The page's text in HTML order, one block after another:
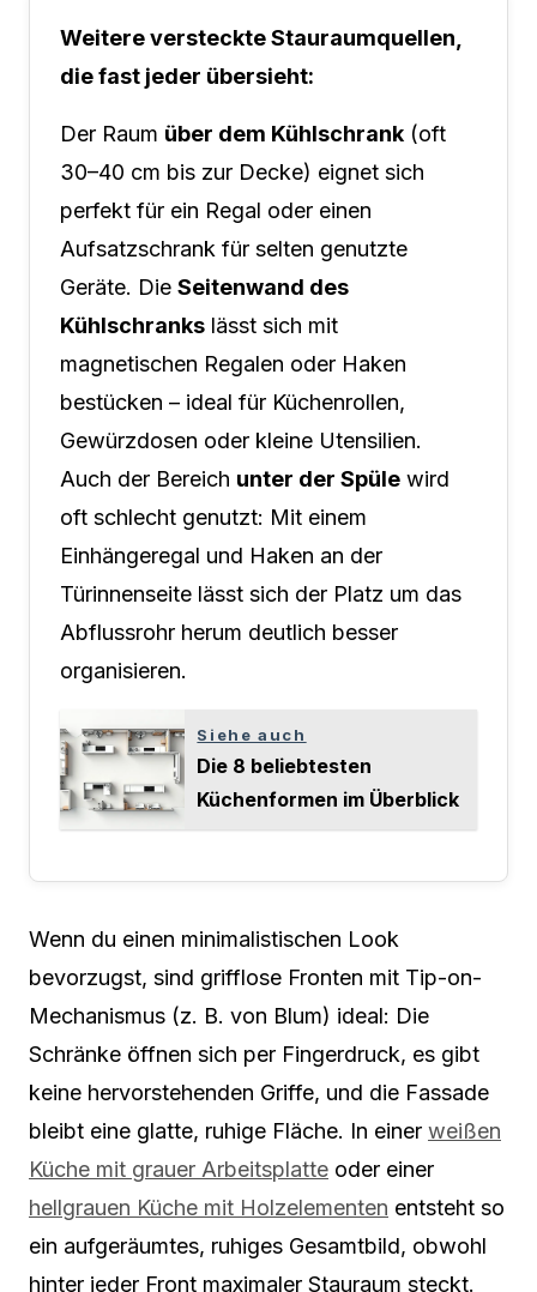
Weitere versteckte Stauraumquellen,
die fast jeder übersieht:
Der Raum über dem Kühlschrank (oft
30–40 cm bis zur Decke) eignet sich
perfekt für ein Regal oder einen
Aufsatzschrank für selten genutzte
Geräte. Die Seitenwand des
Kühlschranks lässt sich mit
magnetischen Regalen oder Haken
bestücken – ideal für Küchenrollen,
Gewürzdosen oder kleine Utensilien.
Auch der Bereich unter der Spüle wird
oft schlecht genutzt: Mit einem
Einhängeregal und Haken an der
Türinnenseite lässt sich der Platz um das
Abflussrohr herum deutlich besser
organisieren.
Siehe auch
Die 8 beliebtesten
Küchenformen im Überblick
Wenn du einen minimalistischen Look
bevorzugst, sind grifflose Fronten mit Tip-on-
Mechanismus (z. B. von Blum) ideal: Die
Schränke öffnen sich per Fingerdruck, es gibt
keine hervorstehenden Griffe, und die Fassade
bleibt eine glatte, ruhige Fläche. In einer weißen
Küche mit grauer Arbeitsplatte oder einer
hellgrauen Küche mit Holzelementen entsteht so
ein aufgeräumtes, ruhiges Gesamtbild, obwohl
hinter jeder Front maximaler Stauraum steckt.